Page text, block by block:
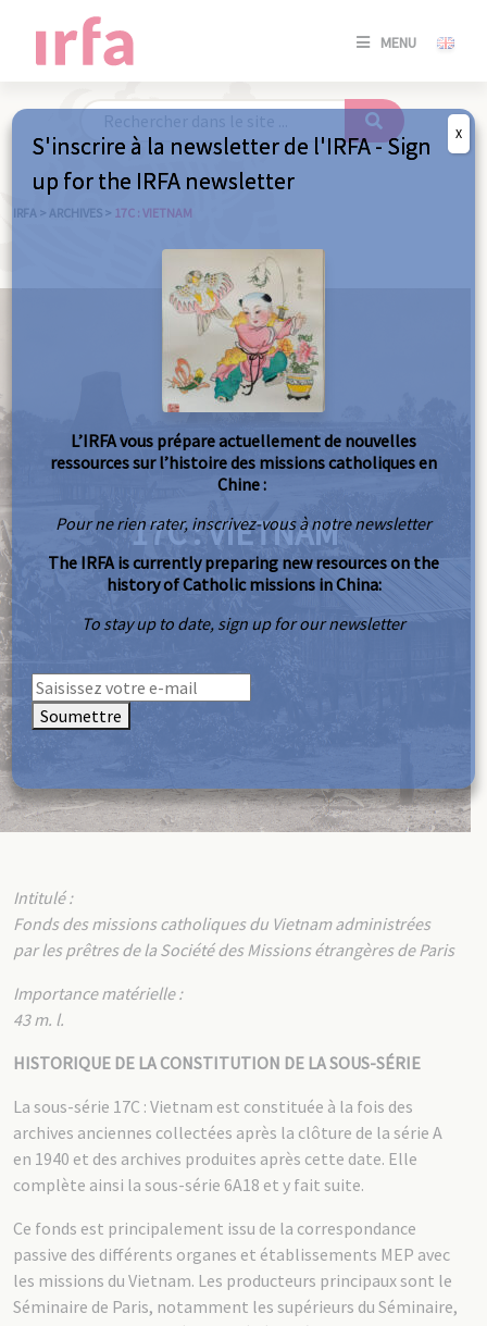
MENU
SE
IRFA > ARCHIVES > 17C : VIETNAM
17C : VIETNAM
Intitulé :
Fonds des missions catholiques du Vietnam administrées
par les prêtres de la Société des Missions étrangères de Paris
Importance matérielle :
43 m. l.
HISTORIQUE DE LA CONSTITUTION DE LA SOUS-SÉRIE
La sous-série 17C : Vietnam est constituée à la fois des
archives anciennes collectées après la clôture de la série A
en 1940 et des archives produites après cette date. Elle
complète ainsi la sous-série 6A18 et y fait suite.
Ce fonds est principalement issu de la correspondance
passive des différents organes et établissements MEP avec
les missions du Vietnam. Les producteurs principaux sont le
Séminaire de Paris, notamment les supérieurs du Séminaire,
S'inscrire à la newsletter de l'IRFA - Sign
up for the IRFA newsletter
L’IRFA vous prépare actuellement de nouvelles
ressources sur l’histoire des missions catholiques en
Chine :
Pour ne rien rater, inscrivez-vous à notre newsletter
The IRFA is currently preparing new resources on the
history of Catholic missions in China:
To stay up to date, sign up for our newsletter
Soumettre
X